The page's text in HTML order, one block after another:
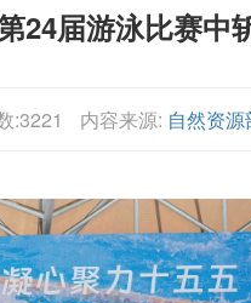
24届游泳比赛中
:3221 内容来源: 自然资